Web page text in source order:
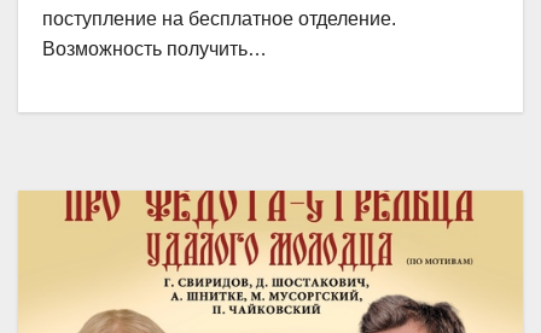
поступление на бесплатное отделение.
Возможность получить…